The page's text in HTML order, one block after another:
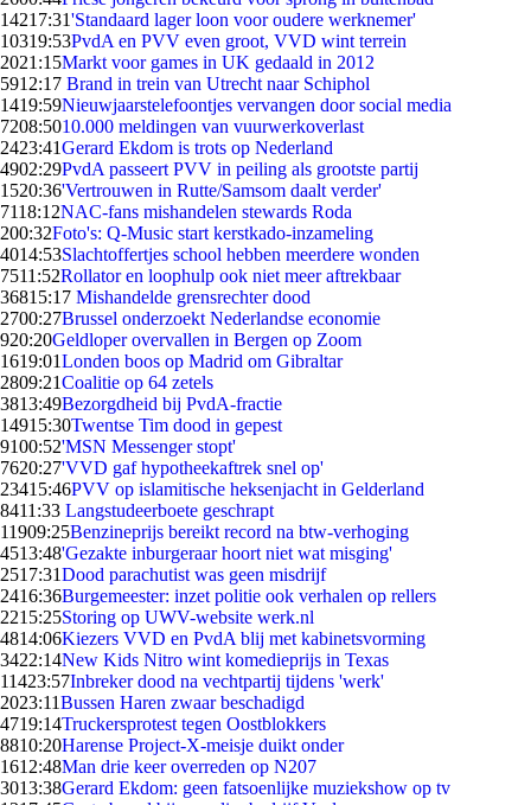
14217:31'Standaard lager loon voor oudere werknemer'
10319:53PvdA en PVV even groot, VVD wint terrein
2021:15Markt voor games in UK gedaald in 2012
5912:17 Brand in trein van Utrecht naar Schiphol
1419:59Nieuwjaarstelefoontjes vervangen door social media
7208:5010.000 meldingen van vuurwerkoverlast
2423:41Gerard Ekdom is trots op Nederland
4902:29PvdA passeert PVV in peiling als grootste partij
1520:36'Vertrouwen in Rutte/Samsom daalt verder'
7118:12NAC-fans mishandelen stewards Roda
200:32Foto's: Q-Music start kerstkado-inzameling
4014:53Slachtoffertjes school hebben meerdere wonden
7511:52Rollator en loophulp ook niet meer aftrekbaar
36815:17 Mishandelde grensrechter dood
2700:27Brussel onderzoekt Nederlandse economie
920:20Geldloper overvallen in Bergen op Zoom
1619:01Londen boos op Madrid om Gibraltar
2809:21Coalitie op 64 zetels
3813:49Bezorgdheid bij PvdA-fractie
14915:30Twentse Tim dood in gepest
9100:52'MSN Messenger stopt'
7620:27'VVD gaf hypotheekaftrek snel op'
23415:46PVV op islamitische heksenjacht in Gelderland
8411:33 Langstudeerboete geschrapt
11909:25Benzineprijs bereikt record na btw-verhoging
4513:48'Gezakte inburgeraar hoort niet wat misging'
2517:31Dood parachutist was geen misdrijf
2416:36Burgemeester: inzet politie ook verhalen op rellers
2215:25Storing op UWV-website werk.nl
4814:06Kiezers VVD en PvdA blij met kabinetsvorming
3422:14New Kids Nitro wint komedieprijs in Texas
11423:57Inbreker dood na vechtpartij tijdens 'werk'
2023:11Bussen Haren zwaar beschadigd
4719:14Truckersprotest tegen Oostblokkers
8810:20Harense Project-X-meisje duikt onder
1612:48Man drie keer overreden op N207
3013:38Gerard Ekdom: geen fatsoenlijke muziekshow op tv